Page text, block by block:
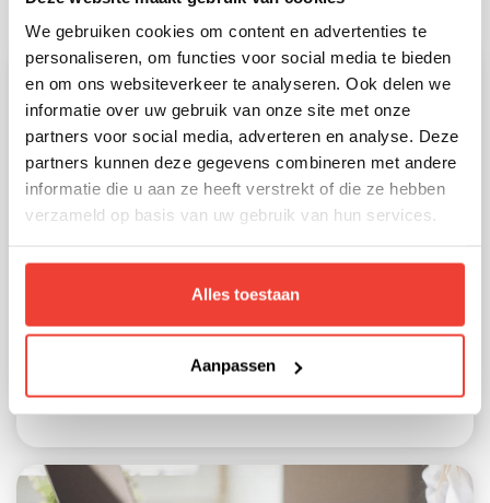
We gebruiken cookies om content en advertenties te
personaliseren, om functies voor social media te bieden
en om ons websiteverkeer te analyseren. Ook delen we
informatie over uw gebruik van onze site met onze
partners voor social media, adverteren en analyse. Deze
partners kunnen deze gegevens combineren met andere
informatie die u aan ze heeft verstrekt of die ze hebben
verzameld op basis van uw gebruik van hun services.
Alles toestaan
Aanpassen
Van Teams tot AI: hoe het vak van
verandering in IT-trainingen: van Microsoft
Teams tot de opkomst van AI op de werkvloer.